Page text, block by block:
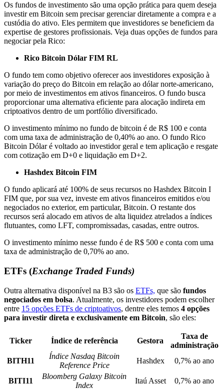
Os fundos de investimento são uma opção prática para quem deseja
investir em Bitcoin sem precisar gerenciar diretamente a compra e a
custódia do ativo. Eles permitem que investidores se beneficiem da
expertise de gestores profissionais. Veja duas opções de fundos para
negociar pela Rico:
Rico Bitcoin Dólar FIM RL
O fundo tem como objetivo oferecer aos investidores exposição à
variação do preço do Bitcoin em relação ao dólar norte-americano,
por meio de investimentos em ativos financeiros. O fundo busca
proporcionar uma alternativa eficiente para alocação indireta em
criptoativos dentro de um portfólio diversificado.
O investimento mínimo no fundo de bitcoin é de R$ 100 e conta
com uma taxa de administração de 0,40% ao ano. O fundo Rico
Bitcoin Dólar é voltado ao investidor geral e tem aplicação e resgate
com cotização em D+0 e liquidação em D+2.
Hashdex Bitcoin FIM
O fundo aplicará até 100% de seus recursos no Hashdex Bitcoin I
FIM que, por sua vez, investe em ativos financeiros emitidos e/ou
negociados no exterior, em particular, Bitcoin. O restante dos
recursos será alocado em ativos de alta liquidez atrelados a índices
flutuantes, como LFT, compromissadas, casadas, entre outros.
O investimento mínimo nesse fundo é de R$ 500 e conta com uma
taxa de administração de 0,70% ao ano.
ETFs (Exchange Traded Funds)
Outra alternativa disponível na B3 são os ETFs, que são fundos
negociados em bolsa. Atualmente, os investidores podem escolher
entre 15 opções ETFs de criptoativos, dentre eles temos 4 opções
para investir direta e exclusivamente em Bitcoin, são eles:
Ticker Índice de referência Gestora
Taxa de
administração
BITH11
Índice Nasdaq Bitcoin
Reference Price
Hashdex 0,7% ao ano
BITI11
Bloomberg Galaxy Bitcoin
Index
Itaú Asset 0,7% ao ano